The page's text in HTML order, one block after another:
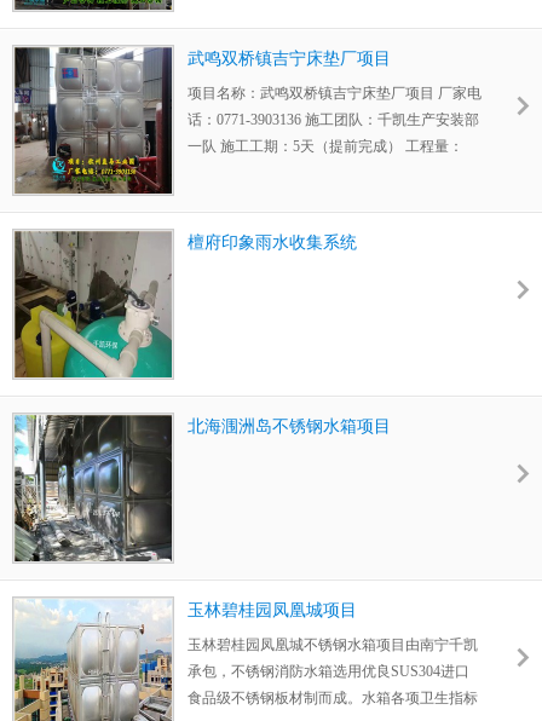
武鸣双桥镇吉宁床垫厂项目
项目名称：武鸣双桥镇吉宁床垫厂项目 厂家电
话：0771-3903136 施工团队：千凯生产安装部
一队 施工工期：5天（提前完成） 工程量：
檀府印象雨水收集系统
北海涠洲岛不锈钢水箱项目
玉林碧桂园凤凰城项目
玉林碧桂园凤凰城不锈钢水箱项目由南宁千凯
承包，不锈钢消防水箱选用优良SUS304进口
食品级不锈钢板材制而成。水箱各项卫生指标